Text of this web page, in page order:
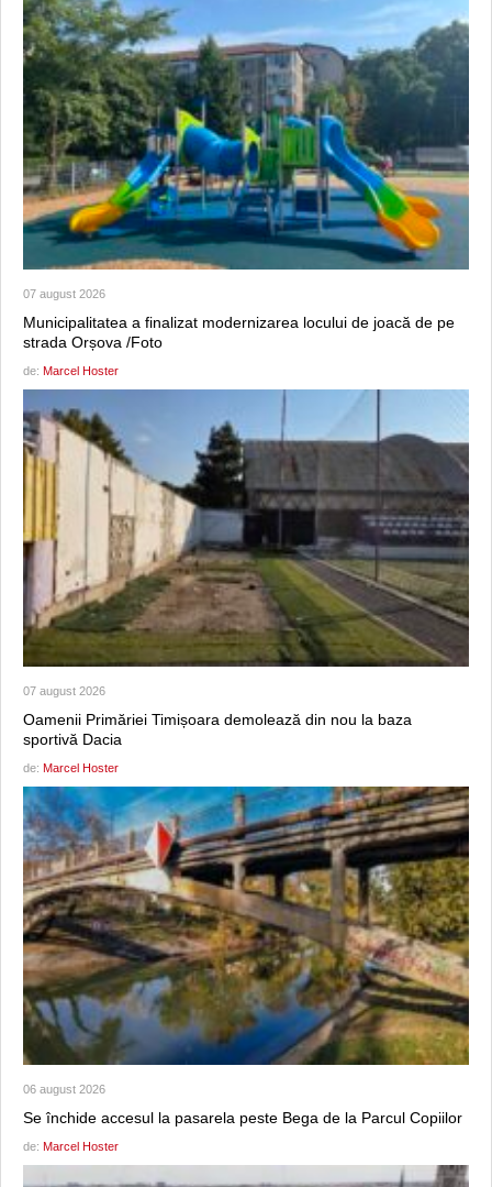
07 august 2026
Municipalitatea a finalizat modernizarea locului de joacă de pe
strada Orșova /Foto
de: Marcel Hoster
07 august 2026
Oamenii Primăriei Timișoara demolează din nou la baza
sportivă Dacia
de: Marcel Hoster
06 august 2026
Se închide accesul la pasarela peste Bega de la Parcul Copiilor
de: Marcel Hoster